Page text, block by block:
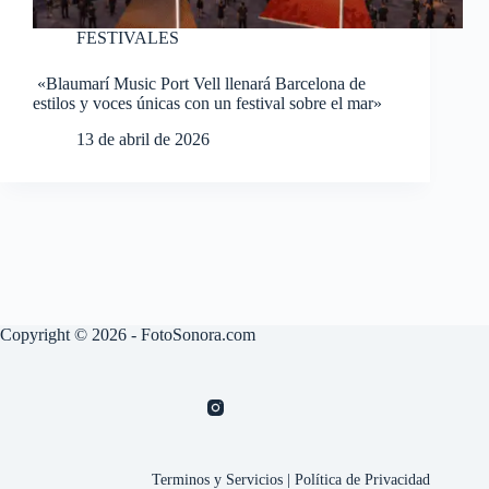
FESTIVALES
«Blaumarí Music Port Vell llenará Barcelona de
estilos y voces únicas con un festival sobre el mar»
13 de abril de 2026
Copyright © 2026 - FotoSonora.com
Terminos y Servicios |Política de Privacidad